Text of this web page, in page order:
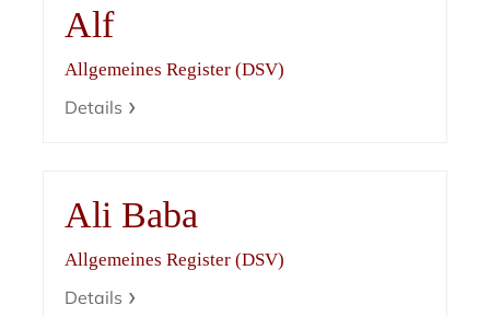
Alf
Allgemeines Register (DSV)
Details
Ali Baba
Allgemeines Register (DSV)
Details